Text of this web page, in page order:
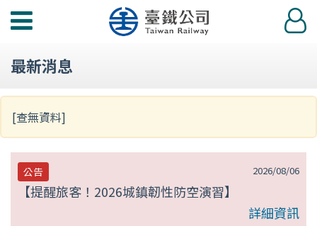
功
選
登
入
最新消息
[查無資料]
2026/08/06
公告
【提醒旅客！2026城鎮韌性防空演習】
詳細資訊